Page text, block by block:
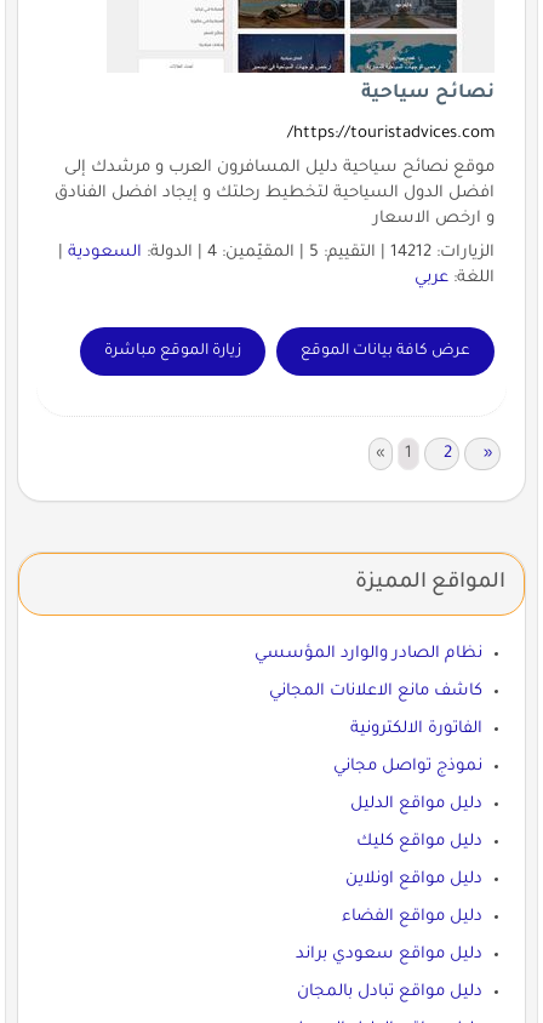
نصائح سياحية
https://touristadvices.com/
موقع نصائح سياحية دليل المسافرون العرب و مرشدك إلى
افضل الدول السياحية لتخطيط رحلتك و إيجاد افضل الفنادق
و ارخص الاسعار
الزيارات: 14212 | التقييم: 5 | المقيّمين: 4 | الدولة:
السعودية|
اللغة: عربي
عرض كافة بيانات الموقع زيارة الموقع مباشرة
« 2 »
المواقع المميزة
نظام الصادر والوارد المؤسسي
كاشف مانع الاعلانات المجاني
الفاتورة الالكترونية
نموذج تواصل مجاني
دليل مواقع الدليل
دليل مواقع كليك
دليل مواقع اونلاين
دليل مواقع الفضاء
دليل مواقع سعودي براند
دليل مواقع تبادل بالمجان